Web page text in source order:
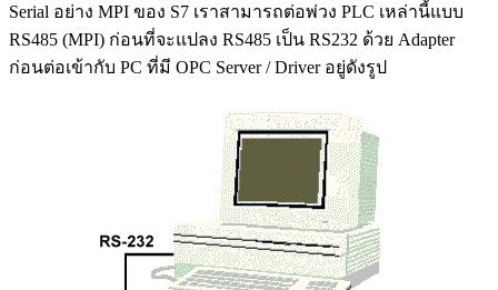
Serial อย่าง MPI ของ S7 เราสามารถต่อพ่วง PLC เหล่านี้แบบ
RS485 (MPI) ก่อนที่จะแปลง RS485 เป็น RS232 ด้วย Adapter
ก่อนต่อเข้ากับ PC ที่มี OPC Server / Driver อยู่ดังรูป